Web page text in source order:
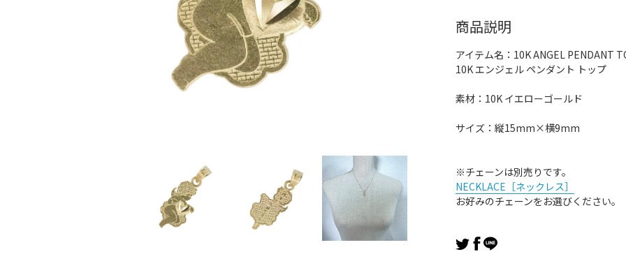
商品説明
アイテム名：10K ANGEL PENDANT
10K エンジェル ペンダント トップ
素材：10K イエローゴールド
サイズ：縦15mm×横9mm
※チェーンは別売りです。
NECKLACE［ネックレス］
お好みのチェーンをお選びください。